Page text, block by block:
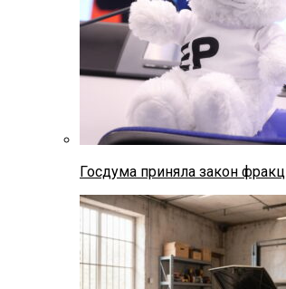
Госдума приняла закон